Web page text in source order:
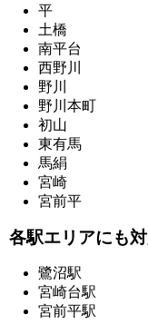
平
土橋
南平台
西野川
野川
野川本町
初山
東有馬
馬絹
宮崎
宮前平
各駅エリアにも
鷺沼駅
宮崎台駅
宮前平駅